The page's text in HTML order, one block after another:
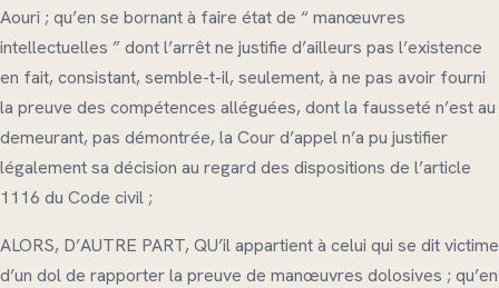
Aouri ; qu’en se bornant à faire état de “ manœuvres
intellectuelles ” dont l’arrêt ne justifie d’ailleurs pas l’existence
en fait, consistant, semble-t-il, seulement, à ne pas avoir fourni
la preuve des compétences alléguées, dont la fausseté n’est au
demeurant, pas démontrée, la Cour d’appel n’a pu justifier
légalement sa décision au regard des dispositions de l’article
1116 du Code civil ;
ALORS, D’AUTRE PART, QU’il appartient à celui qui se dit victime
d’un dol de rapporter la preuve de manœuvres dolosives ; qu’en